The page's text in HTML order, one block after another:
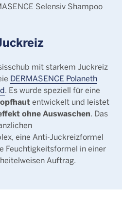
Selensiv Shampoo
mit starkem Juckreiz
DERMASENCE Polaneth
. Es wurde speziell für eine
entwickelt und leistet
ohne Auswaschen. Das
eine Anti-Juckreizformel
Feuchtigkeitsformel in einer
Auftrag.